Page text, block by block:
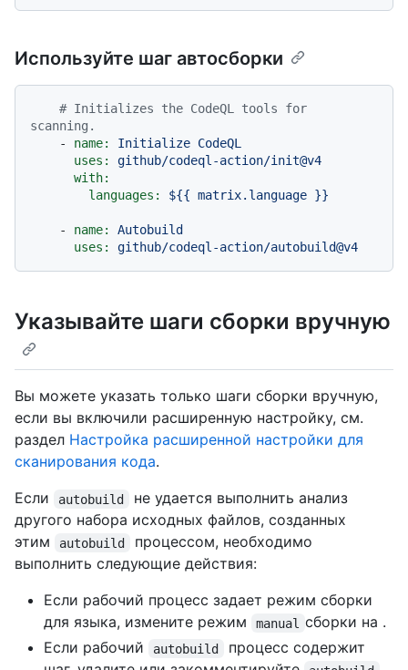
Используйте шаг автосборки
# Initializes the CodeQL tools for
scanning.
-
name: Initialize CodeQL
uses:
github/codeql-action/init@v4
with:
languages:
${{ matrix.language }}
- name:
Autobuild
uses:
github/codeql-action/autobuild@v4
Указывайте шаги сборки вручную
Вы можете указать только шаги сборки вручную,
если вы включили расширенную настройку, см.
раздел Настройка расширенной настройки для
сканирования кода.
Если
autobuild
не удается выполнить анализ
другого набора исходных файлов, созданных
этим
autobuild
процессом, необходимо
выполнить следующие действия:
Если рабочий процесс задает режим сборки
для языка, измените режим
manual сборки на .
Если рабочий
autobuild
процесс содержит